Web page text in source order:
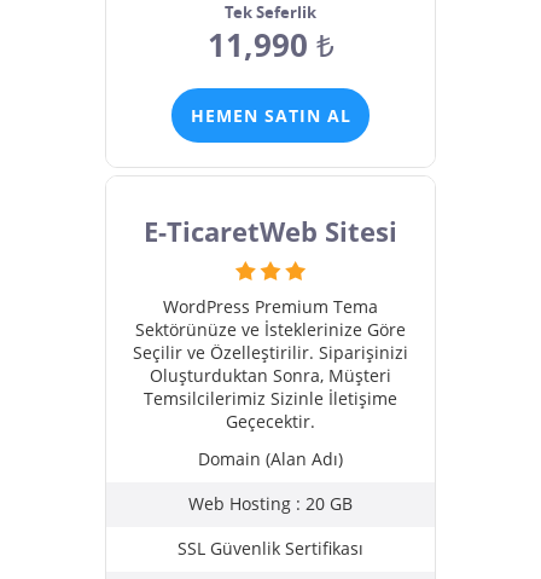
Tek Seferlik
11,990 ₺
HEMEN SATIN AL
E-TicaretWeb Sitesi
WordPress Premium Tema
Sektörünüze ve İsteklerinize Göre
Seçilir ve Özelleştirilir. Siparişinizi
Oluşturduktan Sonra, Müşteri
Temsilcilerimiz Sizinle İletişime
Geçecektir.
Domain (Alan Adı)
Web Hosting : 20 GB
SSL Güvenlik Sertifikası